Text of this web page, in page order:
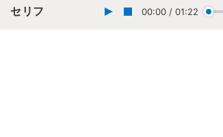
セリフ 00:00 / 01:22